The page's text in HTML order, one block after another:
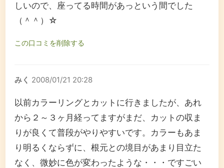
しいので、座ってる時間があっという間でした
（＾＾）☆
この口コミを削除する
みく 2008/01/21 20:28
以前カラーリングとカットに行きましたが、あれ
から２～３ヶ月経ってますがまだ、カットの収ま
りが良くて普段がやりやすいです。カラーもあま
り明るくならずに、根元との境目があまり目立た
なく、微妙に色が変わったような・・・ですごい